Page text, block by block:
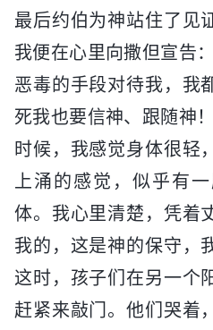
最后约伯为神站住了见
我便在心里向撒但宣告
恶毒的手段对待我，我
死我也要信神、跟随神
时候，我感觉身体很轻
上涌的感觉，似乎有
体。我心里清楚，凭着
我的，这是神的保守，
这时，孩子们在另一个
赶紧来敲门。他们哭着